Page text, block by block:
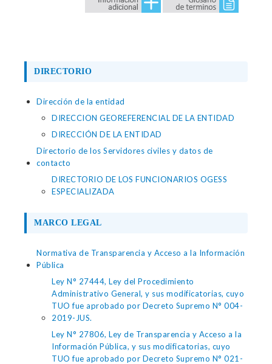
DIRECTORIO
Dirección de la entidad
DIRECCION GEOREFERENCIAL DE LA ENTIDAD
DIRECCIÓN DE LA ENTIDAD
Directorio de los Servidores civiles y datos de
contacto
DIRECTORIO DE LOS FUNCIONARIOS OGESS
ESPECIALIZADA
MARCO LEGAL
Normativa de Transparencia y Acceso a la Información
Pública
Ley N° 27444, Ley del Procedimiento
Administrativo General, y sus modificatorias, cuyo
TUO fue aprobado por Decreto Supremo N° 004-
2019-JUS.
Ley N° 27806, Ley de Transparencia y Acceso a la
Información Pública, y sus modificatorias, cuyo
TUO fue aprobado por Decreto Supremo N° 021-